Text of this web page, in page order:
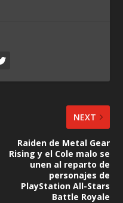
NEXT
Raiden de Metal Gear
Rising y el Cole malo se
unen al reparto de
personajes de
PlayStation All-Stars
Battle Royale